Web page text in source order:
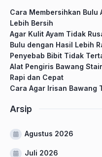
Cara Membersihkan Bulu
Lebih Bersih
Agar Kulit Ayam Tidak
Bulu dengan Hasil Lebih
Penyebab Bibit Tidak
Alat Pengiris Bawang
Rapi dan Cepat
Cara Agar Irisan Bawang
Arsip
Agustus 2026
Juli 2026